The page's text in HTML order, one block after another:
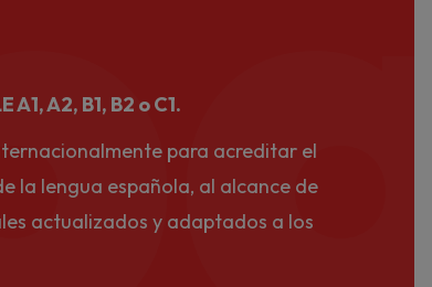
A2, B1, B2 o C1.
para acreditar el
la lengua española, al alcance de
actualizados y adaptados a los